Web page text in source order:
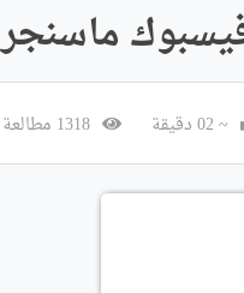
ماسنجر
~ 02 دقيقة 1318 مطالعة